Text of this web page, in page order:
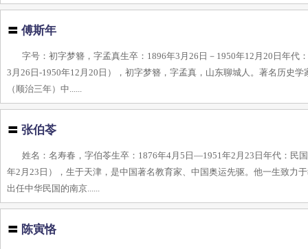
〓傅斯年
字号：初字梦簪，字孟真生卒：1896年3月26日－1950年12月20日年
3月26日-1950年12月20日），初字梦簪，字孟真，山东聊城人。著名历史
（顺治三年）中......
〓张伯苓
姓名：名寿春，字伯苓生卒：1876年4月5日—1951年2月23日年代：民
年2月23日），生于天津，是中国著名教育家、中国奥运先驱。他一生致力
出任中华民国的南京......
〓 陈寅恪